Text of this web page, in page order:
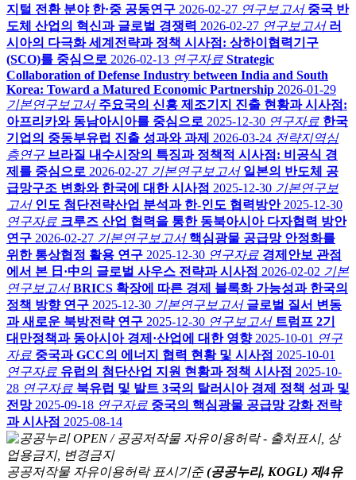
지털 전환 분야 한·중 공동연구 2026-02-27 연구보고서 중국 반
도체 산업의 혁신과 글로벌 경쟁력 2026-02-27 연구보고서 러
시아의 다극화 세계전략과 정책 시사점: 상하이협력기구
(SCO)를 중심으로 2026-02-13 연구자료 Strategic
Collaboration of Defense Industry between India and South
Korea: Toward a Matured Economic Partnership 2026-01-29
기본연구보고서 주요국의 신흥 제조기지 진출 현황과 시사점:
아프리카와 동남아시아를 중심으로 2025-12-30 연구자료 한국
기업의 중동부유럽 진출 성과와 과제
2026-03-24 전략지역심
층연구 브라질 내수시장의 특징과 정책적 시사점: 비공식 경
제를 중심으로 2026-02-27 기본연구보고서 일본의 반도체 공
급망구조 변화와 한국에 대한 시사점 2025-12-30 기본연구보
고서 인도 첨단전략산업 분석과 한-인도 협력방안 2025-12-30
연구자료 크루즈 산업 협력을 통한 동북아시아 다자협력 방안
연구 2026-02-27 기본연구보고서 핵심광물 공급망 안정화를
위한 통상협정 활용 연구 2025-12-30 연구자료 경제안보 관점
에서 본 日·中의 글로벌 사우스 전략과 시사점 2026-02-02 기본
연구보고서 BRICS 확장에 따른 경제 블록화 가능성과 한국의
정책 방향 연구 2025-12-30 기본연구보고서 글로벌 질서 변동
과 새로운 북방전략 연구 2025-12-30 연구보고서 트럼프 2기
대만정책과 동아시아 경제·산업에 대한 영향 2025-10-01 연구
자료 중국과 GCC의 에너지 협력 현황 및 시사점 2025-10-01
연구자료 유럽의 첨단산업 지원 현황과 정책 시사점 2025-10-
28 연구자료 북유럽 및 발트 3국의 탈러시아 경제 정책 성과 및
전망 2025-09-18 연구자료 중국의 핵심광물 공급망 강화 전략
과 시사점 2025-08-14
공공저작물 자유이용허락 표시기준 (공공누리, KOGL) 제4유